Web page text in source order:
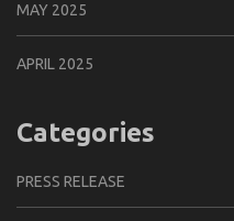
MAY 2025
APRIL 2025
Categories
PRESS RELEASE